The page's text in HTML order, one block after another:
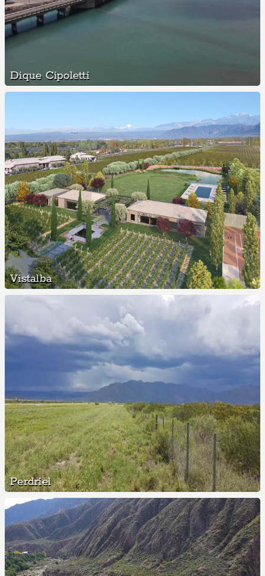
Dique Cipoletti
Vistalba
Perdriel